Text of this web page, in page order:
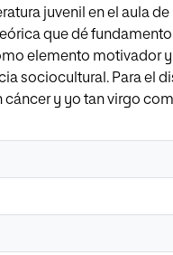
juvenil en el aula de
que dé
elemento motivador
sociocultural. Para el
cáncer y yo tan virgo